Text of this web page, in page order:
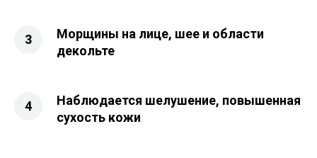
Морщины на лице, шее и области
декольте
Наблюдается шелушение, повышенная
сухость кожи